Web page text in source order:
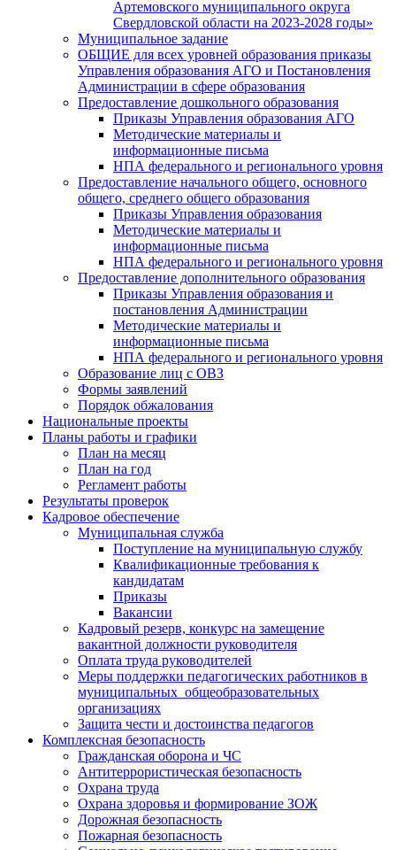
Артемовского муниципального округа
Свердловской области на 2023-2028 годы»
Муниципальное задание
ОБЩИЕ для всех уровней образования приказы
Управления образования АГО и Постановления
Администрации в сфере образования
Предоставление дошкольного образования
Приказы Управления образования АГО
Методические материалы и
информационные письма
НПА федерального и регионального уровня
Предоставление начального общего, основного
общего, среднего общего образования
Приказы Управления образования
Методические материалы и
информационные письма
НПА федерального и регионального уровня
Предоставление дополнительного образования
Приказы Управления образования и
постановления Администрации
Методические материалы и
информационные письма
НПА федерального и регионального уровня
Образование лиц с ОВЗ
Формы заявлений
Порядок обжалования
Национальные проекты
Планы работы и графики
План на месяц
План на год
Регламент работы
Результаты проверок
Кадровое обеспечение
Муниципальная служба
Поступление на муниципальную службу
Квалификационные требования к
кандидатам
Приказы
Вакансии
Кадровый резерв, конкурс на замещение
вакантной должности руководителя
Оплата труда руководителей
Меры поддержки педагогических работников в
муниципальных общеобразовательных
организациях
Защита чести и достоинства педагогов
Комплексная безопасность
Гражданская оборона и ЧС
Антитеррористическая безопасность
Охрана труда
Охрана здоровья и формирование ЗОЖ
Дорожная безопасность
Пожарная безопасность